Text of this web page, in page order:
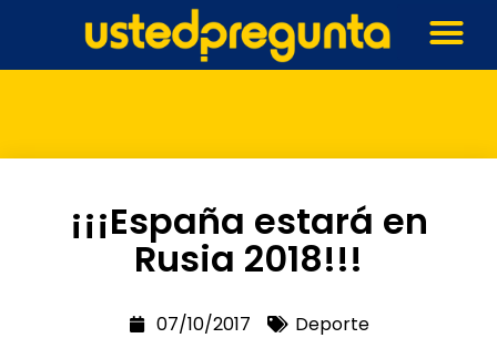
¡¡¡España estará en
Rusia 2018!!!
07/10/2017 Deporte